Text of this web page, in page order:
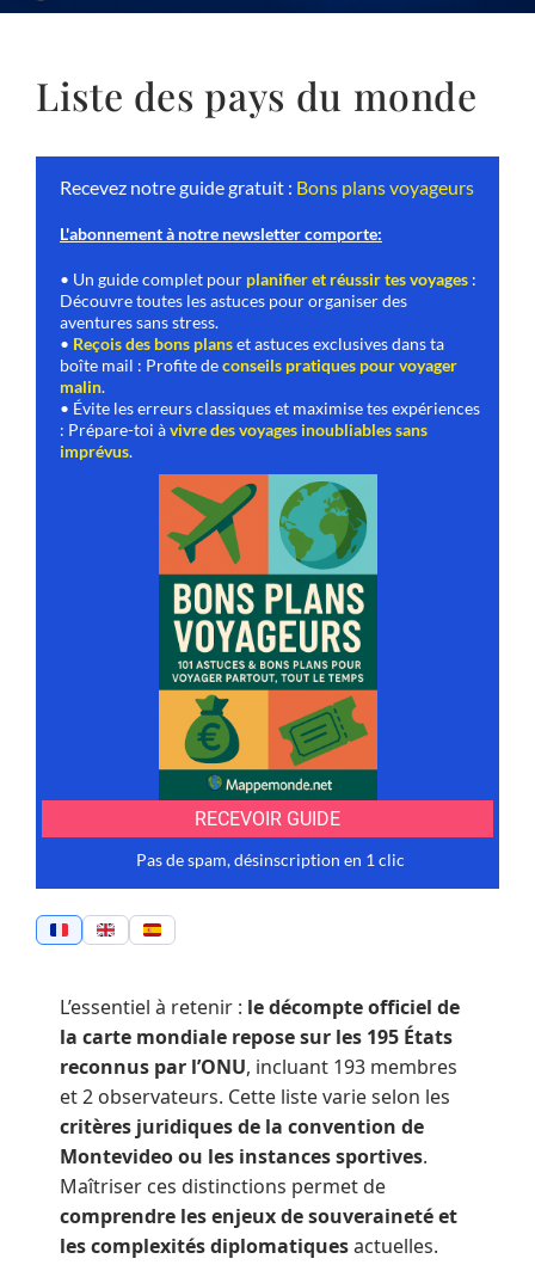
Liste des pays du monde
L’essentiel à retenir : le décompte officiel de
la carte mondiale repose sur les 195 États
reconnus par l’ONU, incluant 193 membres
et 2 observateurs. Cette liste varie selon les
critères juridiques de la convention de
Montevideo ou les instances sportives.
Maîtriser ces distinctions permet de
comprendre les enjeux de souveraineté et
les complexités diplomatiquesactuelles.